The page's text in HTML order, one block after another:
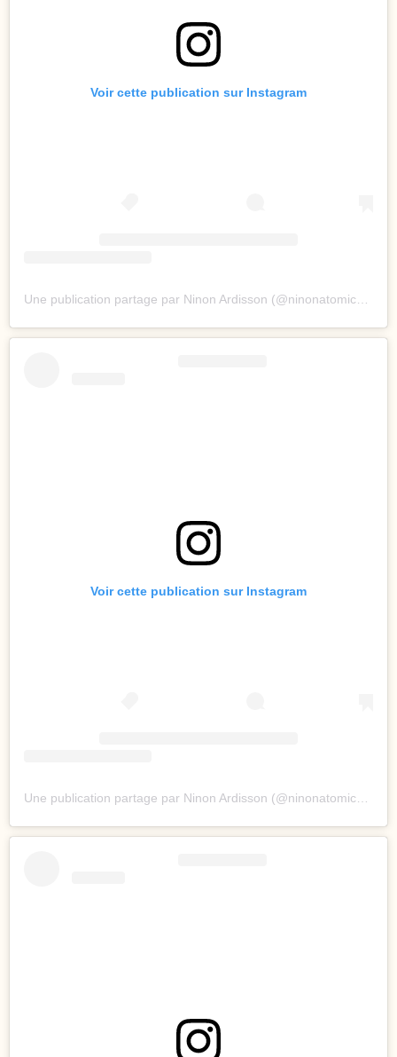
Voir cette publication sur Instagram
Voir cette publication sur Instagram